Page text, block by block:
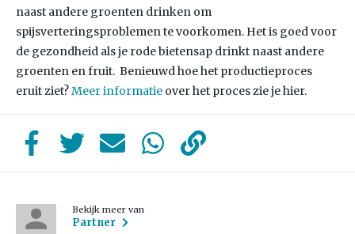
naast andere groenten drinken om
spijsverteringsproblemen te voorkomen. Het is goed voor
de gezondheid als je rode bietensap drinkt naast andere
groenten en fruit. Benieuwd hoe het productieproces
eruit ziet?Meer informatie over het proces zie je hier.
Bekijk meer van
Partner